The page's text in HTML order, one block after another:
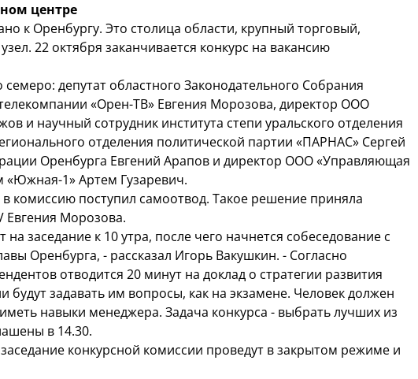
центре
к Оренбургу. Это столица области, крупный торговый,
22 октября заканчивается конкурс на вакансию
депутат областного Законодательного Собрания
«Орен-ТВ» Евгения Морозова, директор ООО
и научный сотрудник института степи уральского отделения
отделения политической партии «ПАРНАС» Сергей
Оренбурга Евгений Арапов и директор ООО «Управляющая
1» Артем Гузаревич.
комиссию поступил самоотвод. Такое решение приняла
Евгения Морозова.
заседание к 10 утра, после чего начнется собеседование с
Оренбурга, - рассказал Игорь Вакушкин. - Согласно
отводится 20 минут на доклад о стратегии развития
будут задавать им вопросы, как на экзамене. Человек должен
навыки менеджера. Задача конкурса - выбрать лучших из
в 14.30.
конкурсной комиссии проведут в закрытом режиме и